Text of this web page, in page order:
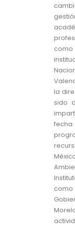
la
sido